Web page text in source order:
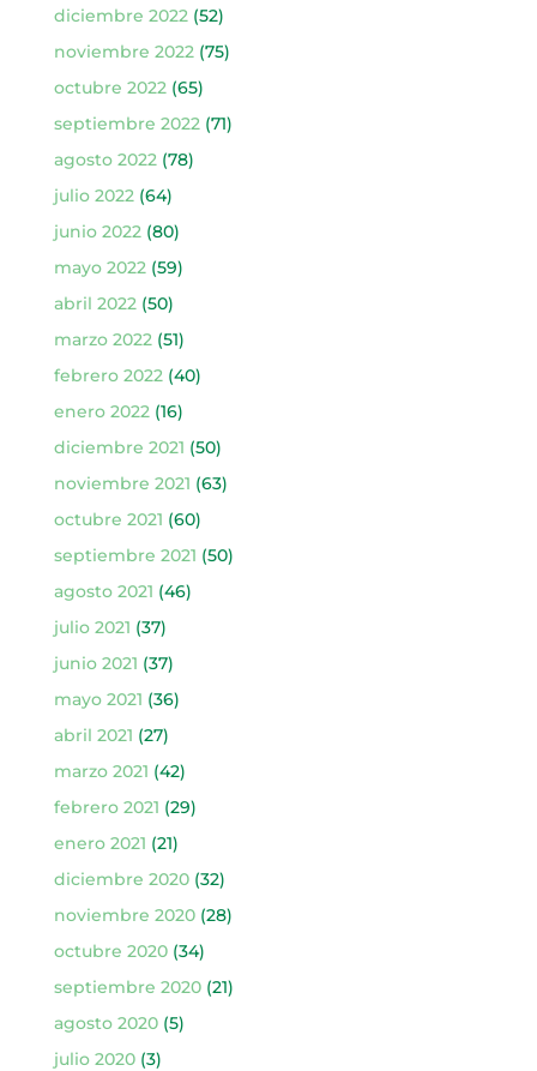
diciembre 2022 (52)
noviembre 2022 (75)
octubre 2022 (65)
septiembre 2022 (71)
agosto 2022 (78)
julio 2022 (64)
junio 2022 (80)
mayo 2022 (59)
abril 2022 (50)
marzo 2022 (51)
febrero 2022 (40)
enero 2022 (16)
diciembre 2021 (50)
noviembre 2021 (63)
octubre 2021 (60)
septiembre 2021 (50)
agosto 2021 (46)
julio 2021 (37)
junio 2021 (37)
mayo 2021 (36)
abril 2021 (27)
marzo 2021 (42)
febrero 2021 (29)
enero 2021 (21)
diciembre 2020(32)
noviembre 2020(28)
octubre 2020(34)
septiembre 2020(21)
agosto 2020(5)
julio 2020(3)